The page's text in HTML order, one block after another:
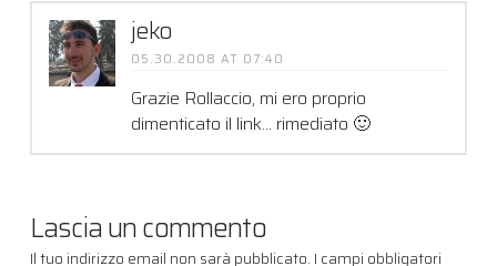
jeko
05.30.2008 AT 07:40
Grazie Rollaccio, mi ero proprio
dimenticato il link… rimediato 🙂
Lascia un commento
Il tuo indirizzo email non sarà pubblicato. I campi obbligatori